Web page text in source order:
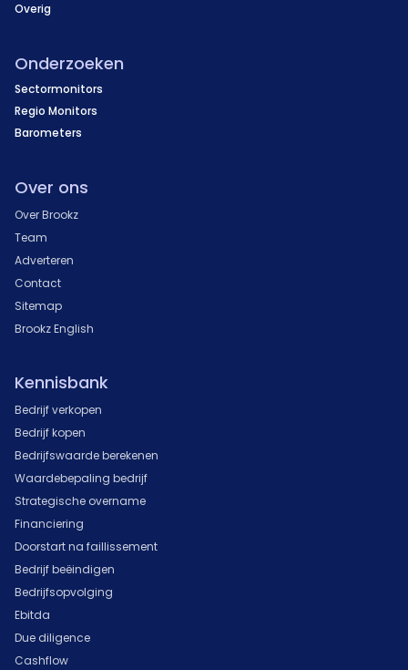
Overig
Onderzoeken
Sectormonitors
Regio Monitors
Barometers
Over ons
Over Brookz
Team
Adverteren
Contact
Sitemap
Brookz English
Kennisbank
Bedrijf verkopen
Bedrijf kopen
Bedrijfswaarde berekenen
Waardebepaling bedrijf
Strategische overname
Financiering
Doorstart na faillissement
Bedrijf beëindigen
Bedrijfsopvolging
Ebitda
Due diligence
Cashflow